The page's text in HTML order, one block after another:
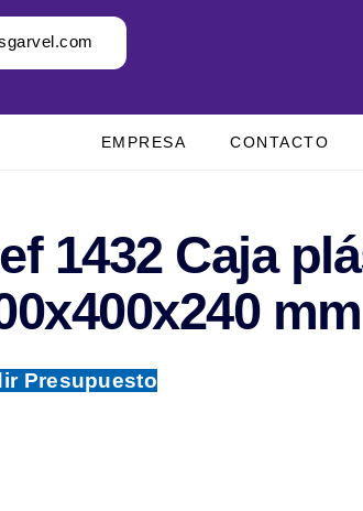
EMPRESA CONTACTO
1432 Caja
mm
Presupuesto